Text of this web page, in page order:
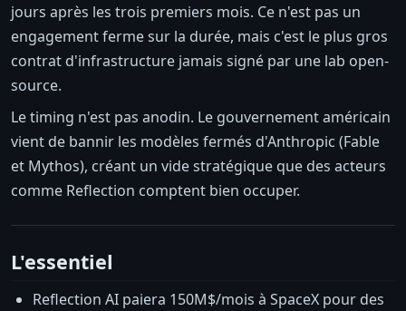
jours après les trois premiers mois. Ce n'est pas un
engagement ferme sur la durée, mais c'est le plus gros
contrat d'infrastructure jamais signé par une lab open-
source.
Le timing n'est pas anodin. Le gouvernement américain
vient de bannir les modèles fermés d'Anthropic (Fable
et Mythos), créant un vide stratégique que des acteurs
comme Reflection comptent bien occuper.
L'essentiel
Reflection AI paiera 150M$/mois à SpaceX pour des